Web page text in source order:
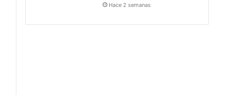
Hace 2 semanas